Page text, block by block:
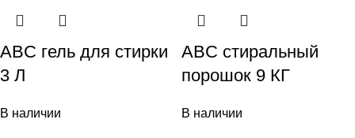
ABC гель для стирки
3 Л
В наличии
ABC стиральный
порошок 9 КГ
В наличии